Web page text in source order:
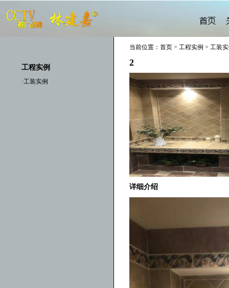
工程实例
·工装实例
当前位置：首页 > 工程实例 > 工装
2
详细介绍